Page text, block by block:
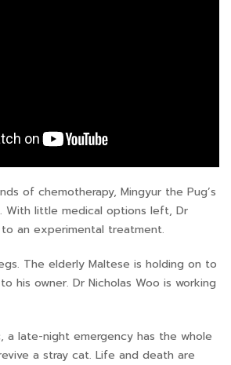
of chemotherapy, Mingyur the Pug’s
With little medical options left, Dr
to an experimental treatment.
The elderly Maltese is holding on to
his owner. Dr Nicholas Woo is working
a late-night emergency has the whole
a stray cat. Life and death are